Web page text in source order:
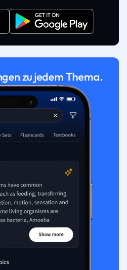
zu jedem Thema.